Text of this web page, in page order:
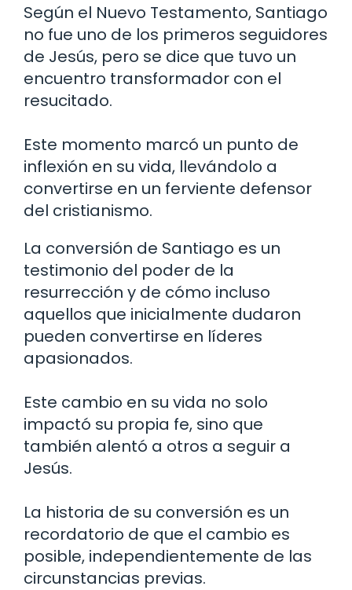
Según el Nuevo Testamento, Santiago
no fue uno de los primeros seguidores
de Jesús, pero se dice que tuvo un
encuentro transformador con el
resucitado.
Este momento marcó un punto de
inflexión en su vida, llevándolo a
convertirse en un ferviente defensor
del cristianismo.
La conversión de Santiago es un
testimonio del poder de la
resurrección y de cómo incluso
aquellos que inicialmente dudaron
pueden convertirse en líderes
apasionados.
Este cambio en su vida no solo
impactó su propia fe, sino que
también alentó a otros a seguir a
Jesús.
La historia de su conversión es un
recordatorio de que el cambio es
posible, independientemente de las
circunstancias previas.